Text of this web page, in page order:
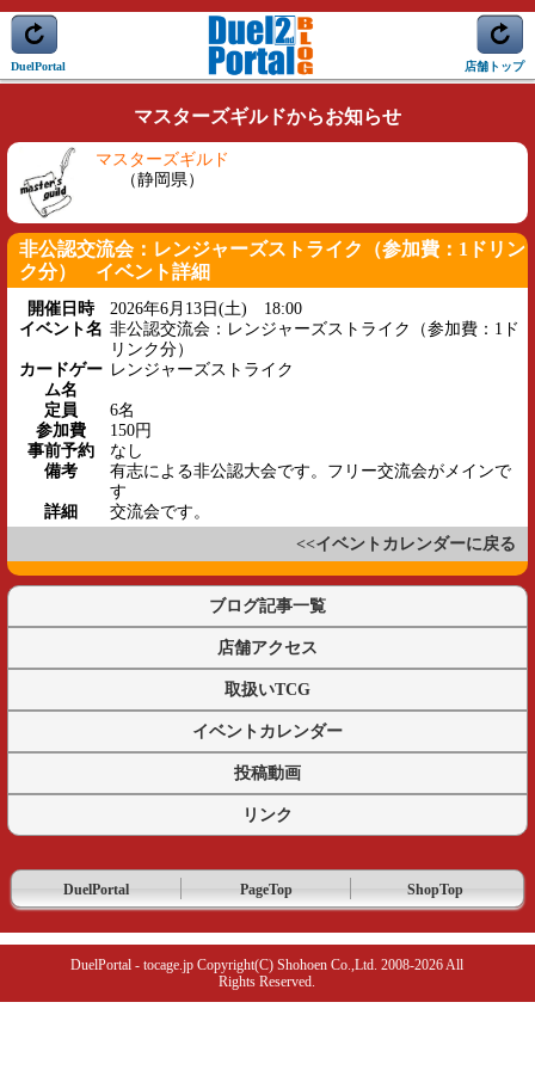
DuelPortal 店舗トップ
マスターズギルドからお知らせ
マスターズギルド
（静岡県）
非公認交流会：レンジャーズストライク（参加費：1ドリン
ク分） イベント詳細
開催日時
2026年6月13日(土) 18:00
イベント名 非公認交流会：レンジャーズストライク（参加費：1ド
リンク分）
カードゲー
ム名
レンジャーズストライク
定員
6名
参加費
150円
事前予約
なし
備考
有志による非公認大会です。フリー交流会がメインで
す
詳細
交流会です。
<<イベントカレンダーに戻る
ブログ記事一覧
店舗アクセス
取扱いTCG
イベントカレンダー
投稿動画
リンク
DuelPortal PageTop ShopTop
DuelPortal - tocage.jp Copyright(C) Shohoen Co.,Ltd. 2008-2026 All
Rights Reserved.